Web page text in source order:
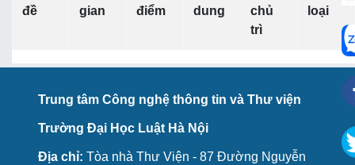
đề
gian
điểm
dung
chủ
trì
loại
Trung tâm Công nghệ thông tin và Thư viện
Trường Đại Học Luật Hà Nội
Địa chỉ: Tòa nhà Thư Viện - 87 Đường Nguyễn